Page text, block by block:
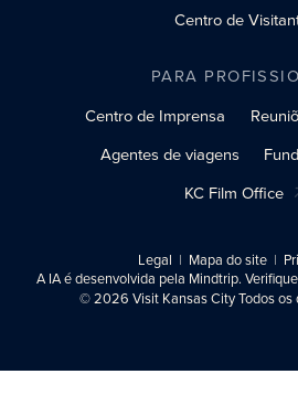
Centro de
PARA
Centro de Imprensa
Agentes de viagens
KC Film Office
Legal Mapa do site
A IA é desenvolvida pela Mindtrip.
© 2026 Visit Kansas City Todos os